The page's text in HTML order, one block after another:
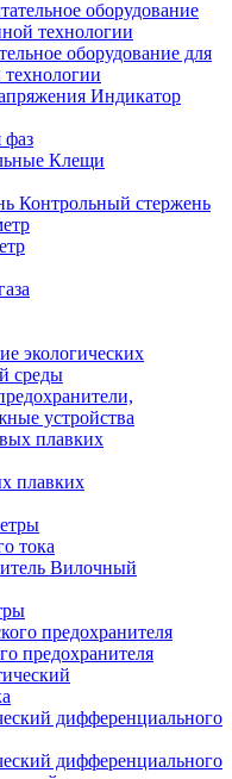
оборудование для
Индикатор
фаз
Клещи
Контрольный стержень
экологических
среды
устройства
плавких
тока
Вилочный
предохранителя
дифференциального
дифференциального